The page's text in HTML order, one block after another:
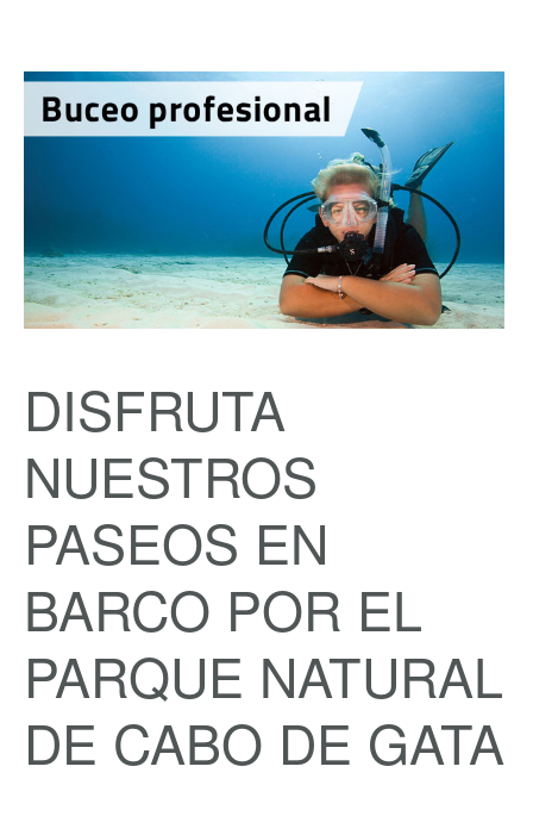
DISFRUTA
NUESTROS
PASEOS EN
BARCO POR EL
PARQUE NATURAL
DE CABO DE GATA